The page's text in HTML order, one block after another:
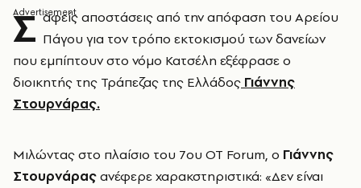
Σ αφείς αποστάσεις από την απόφαση του Αρείου
Πάγου για τον τρόπο εκτοκισμού των δανείων
που εμπίπτουν στο νόμο Κατσέλη εξέφρασε ο
διοικητής της Τράπεζας της Ελλάδος Γιάννης
Στουρνάρας.
Μιλώντας στο πλαίσιο του 7ου ΟΤ Forum, ο Γιάννης
Στουρνάραςανέφερε χαρακστηριστικά: «Δεν είναι